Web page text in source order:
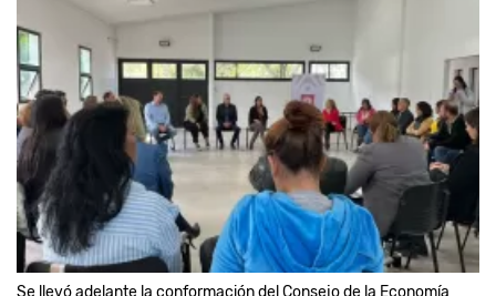
Se llevó adelante la conformación del Consejo de la Economía